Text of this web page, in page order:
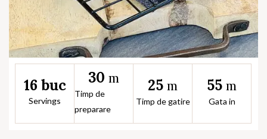
16 buc
Servings
30 m
Timp de
preparare
25 m
Timp de gatire
55 m
Gata in